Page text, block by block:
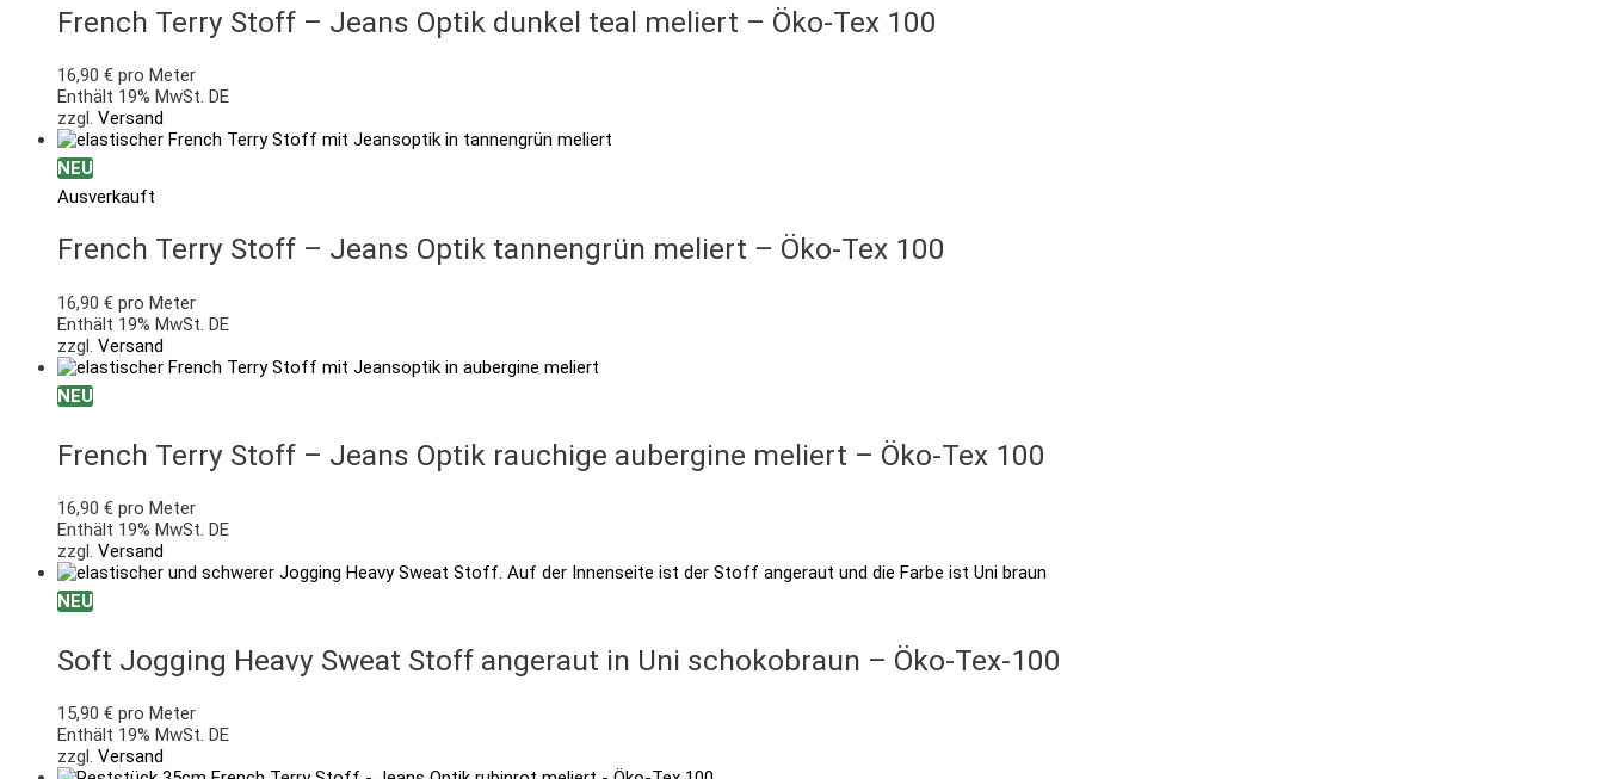
French Terry Stoff – Jeans Optik dunkel teal meliert – Öko-Tex 100
16,90 € pro Meter
Enthält 19% MwSt. DE
zzgl. Versand
NEU
Ausverkauft
French Terry Stoff – Jeans Optik tannengrün meliert – Öko-Tex 100
16,90 € pro Meter
Enthält 19% MwSt. DE
zzgl. Versand
NEU
French Terry Stoff – Jeans Optik rauchige aubergine meliert – Öko-Tex 100
16,90 € pro Meter
Enthält 19% MwSt. DE
zzgl. Versand
NEU
Soft Jogging Heavy Sweat Stoff angeraut in Uni schokobraun – Öko-Tex-100
15,90 € pro Meter
Enthält 19% MwSt. DE
zzgl. Versand